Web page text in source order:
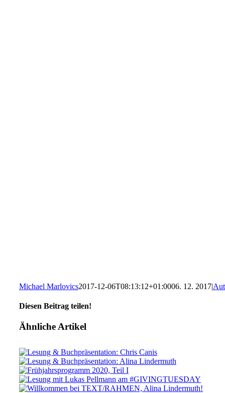
Michael Marlovics2017-12-06T08:13:12+01:0006. 12. 2017|
Diesen Beitrag teilen!
Facebook
X
WhatsApp
E-
Ähnliche Artikel